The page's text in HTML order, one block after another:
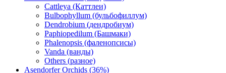
Cattleya (Каттлеи)
Bulbophyllum (бульбофиллум)
Dendrobium (дендробиум)
Paphiopedilum (Башмаки)
Phalenopsis (фаленопсисы)
Vanda (ванды)
Others (разное)
Asendorfer Orchids (36%)